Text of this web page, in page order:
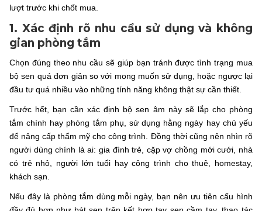
lượt trước khi chốt mua.
1. Xác định rõ nhu cầu sử dụng và không
gian phòng tắm
Chọn đúng theo nhu cầu sẽ giúp bạn tránh được tình trạng mua
bộ sen quá đơn giản so với mong muốn sử dụng, hoặc ngược lại
đầu tư quá nhiều vào những tính năng không thật sự cần thiết.
Trước hết, bạn cần xác định bộ sen âm này sẽ lắp cho phòng
tắm chính hay phòng tắm phụ, sử dụng hằng ngày hay chủ yếu
để nâng cấp thẩm mỹ cho công trình. Đồng thời cũng nên nhìn rõ
người dùng chính là ai: gia đình trẻ, cặp vợ chồng mới cưới, nhà
có trẻ nhỏ, người lớn tuổi hay công trình cho thuê, homestay,
khách sạn.
Nếu đây là phòng tắm dùng mỗi ngày, bạn nên ưu tiên cấu hình